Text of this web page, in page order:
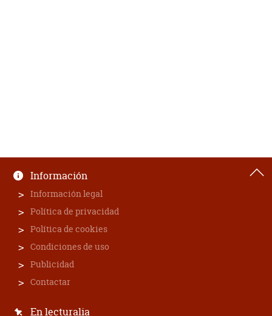
Información
Información legal
Política de privacidad
Política de cookies
Condiciones de uso
Publicidad
Contactar
En lecturalia